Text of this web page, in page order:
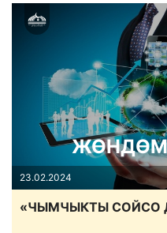
23.02.2024
«ЧЫМЧЫКТЫ СОЙСО